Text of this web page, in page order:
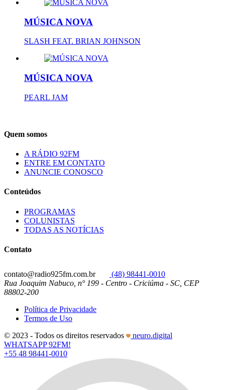
MÚSICA NOVA
SLASH FEAT. BRIAN JOHNSON
MÚSICA NOVA
PEARL JAM
Quem somos
A RÁDIO 92FM
ENTRE EM CONTATO
ANUNCIE CONOSCO
Conteúdos
PROGRAMAS
COLUNISTAS
TODAS AS NOTÍCIAS
Contato
contato@radio925fm.com.br
(48) 98441-0010
Rua Joaquim Nabuco, n° 199 - Centro - Criciúma - SC, CEP
88802-200
Política de Privacidade
Termos de Uso
© 2023 - Todos os direitos reservados
neuro.digital
WHATSAPP 92FM!
+55 48 98441-0010